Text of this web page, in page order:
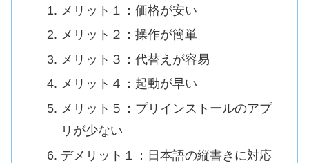
メリット１：価格が安い
メリット２：操作が簡単
メリット３：代替えが容易
メリット４：起動が早い
メリット５：プリインストールのアプ
リが少ない
デメリット１：日本語の縦書きに対応